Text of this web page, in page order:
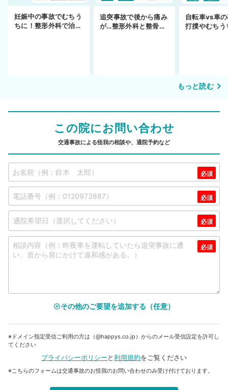
妊娠中の事故でむちう
ちに！整形外科で治療
追突事故で後から痛み
が…整形外科と整骨院
自転車vs車
打撲やむちう
もっと読む
この院にお問い合わせ
交通事故による怪我の相談や、通院予約など
add_circle_outlineその他のご要望を追加する（任意）
※ドメイン指定受信ご利用の方は（@happys.co.jp）からのメール受信設定を許可し
てください
プライバシーポリシーと利用規約をご覧ください
※こちらのフォームは交通事故のお怪我のお問い合わせのみ受け付けております。